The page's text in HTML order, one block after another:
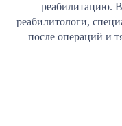
реабилитацию. В
реабилитологи,
после операций и